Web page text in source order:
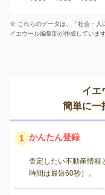
※ これらのデータは、「社会・人
イエウール編集部が作成しています
イエ
簡単に一
1 かんたん登録
査定したい不動産情報
時間は最短60秒）。